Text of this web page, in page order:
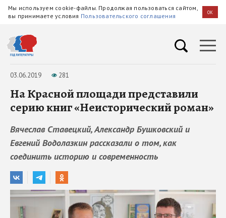
Мы используем cookie-файлы. Продолжая пользоваться сайтом,
вы принимаете условия Пользовательского соглашения OK
03.06.2019 281
На Красной площади представили
серию книг «Неисторический роман»
Вячеслав Ставецкий, Александр Бушковский и
Евгений Водолазкин рассказали о том, как
соединить историю и современность